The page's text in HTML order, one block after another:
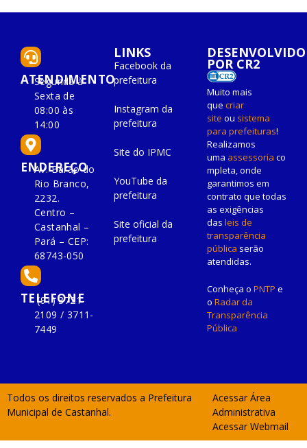
ATENDIMENTO
Segunda à
Sexta de
08:00 às
14:00
ENDEREÇO
Av. Barão do
Rio Branco,
2232.
Centro –
Castanhal –
Pará – CEP:
68743-050
TELEFONE
(91) 3721-
2109 / 3711-
7449
LINKS
Facebook da
prefeitura
Instagram da
prefeitura
Site do IPMC
YouTube da
prefeitura
Site oficial da
prefeitura
DESENVOLVIDO
POR CR2
Muito mais
que criar
site ou sistema
para prefeituras!
Realizamos
uma assessoria co
mpleta, onde
garantimos em
contrato que todas
as exigências
das leis de
transparência
pública serão
atendidas.
Conheça o PNTP e
o Radar da
Transparência
Pública
Todos os direitos reservados a Prefeitura
Municipal de Castanhal.
Acessar Área
Administrativa
Acessar Webmail